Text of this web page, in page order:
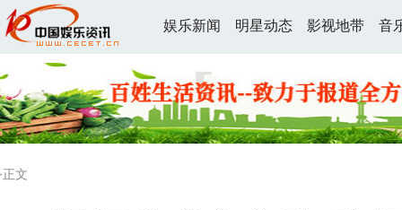
娱乐新闻 明星动态 影视地带 音
文